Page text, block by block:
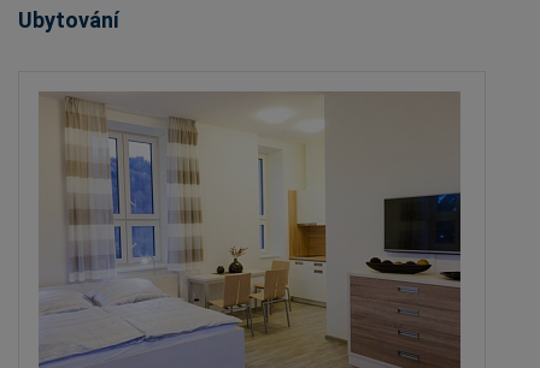
Ubytování